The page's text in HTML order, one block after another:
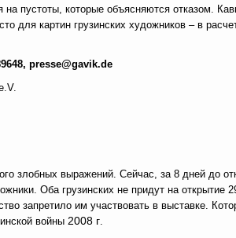
на пустоты, которые объясняются отказом.
для картин грузинских художников – в
presse@gavik.de
злобных выражений. Сейчас, за 8 дней до
Оба грузинских не придут на открытие
запретило им участвовать в выставке.
войны 2008 г.